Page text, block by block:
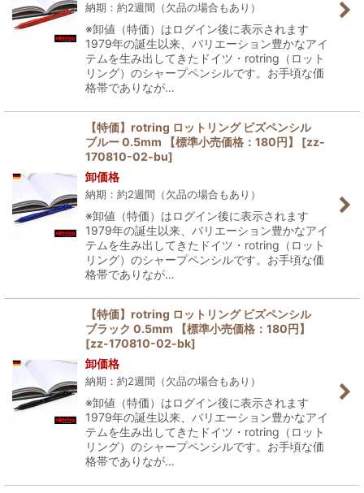
納期：約2週間（欠品の場合もあり）
※卸値（特価）はログイン後に表示されます
1979年の誕生以来、バリエーション豊かなアイ
テムを生み出してきたドイツ・rotring（ロット
リング）のシャープペンシルです。お手頃な価
格帯でありなが…
【特価】rotring ロットリング ビズペンシル
ブルー 0.5mm 【標準小売価格：180円】
[zz-
170810-02-bu]
卸価格
納期：約2週間（欠品の場合もあり）
※卸値（特価）はログイン後に表示されます
1979年の誕生以来、バリエーション豊かなアイ
テムを生み出してきたドイツ・rotring（ロット
リング）のシャープペンシルです。お手頃な価
格帯でありなが…
【特価】rotring ロットリング ビズペンシル
ブラック 0.5mm 【標準小売価格：180円】
[zz-170810-02-bk]
卸価格
納期：約2週間（欠品の場合もあり）
※卸値（特価）はログイン後に表示されます
1979年の誕生以来、バリエーション豊かなアイ
テムを生み出してきたドイツ・rotring（ロット
リング）のシャープペンシルです。お手頃な価
格帯でありなが…